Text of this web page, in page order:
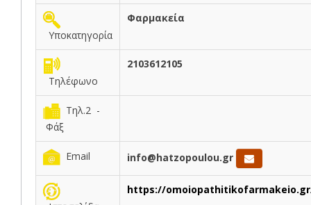
Υποκατηγορία
Φαρμακεία
Τηλέφωνο
2103612105
Τηλ.2 -
Φάξ
Email info@hatzopoulou.gr
https://